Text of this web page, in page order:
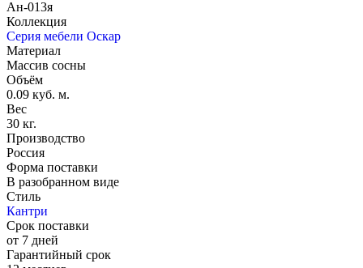
Ан-013я
Коллекция
Серия мебели Оскар
Материал
Массив сосны
Объём
0.09 куб. м.
Вес
30 кг.
Производство
Россия
Форма поставки
В разобранном виде
Стиль
Кантри
Срок поставки
от 7 дней
Гарантийный срок